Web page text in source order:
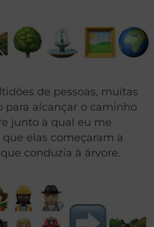
de pessoas, muitas
para alcançar o caminho
junto à qual eu me
elas começaram a
conduzia à árvore.